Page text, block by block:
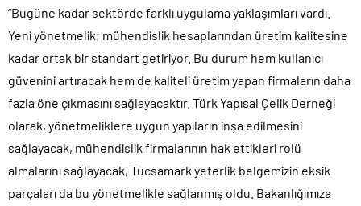
“Bugüne kadar sektörde farklı uygulama yaklaşımları vardı.
Yeni yönetmelik; mühendislik hesaplarından üretim kalitesine
kadar ortak bir standart getiriyor. Bu durum hem kullanıcı
güvenini artıracak hem de kaliteli üretim yapan firmaların daha
fazla öne çıkmasını sağlayacaktır. Türk Yapısal Çelik Derneği
olarak, yönetmeliklere uygun yapıların inşa edilmesini
sağlayacak, mühendislik firmalarının hak ettikleri rolü
almalarını sağlayacak, Tucsamark yeterlik belgemizin eksik
parçaları da bu yönetmelikle sağlanmış oldu. Bakanlığımıza